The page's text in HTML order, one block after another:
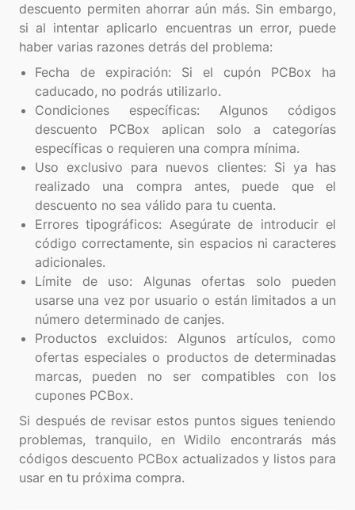
descuento permiten ahorrar aún más. Sin embargo,
si al intentar aplicarlo encuentras un error, puede
Fecha de expiración: Si el cupón PCBox ha
caducado, no podrás utilizarlo.
Condiciones específicas: Algunos códigos
descuento PCBox aplican solo a categorías
específicas o requieren una compra mínima.
Uso exclusivo para nuevos clientes: Si ya has
realizado una compra antes, puede que el
descuento no sea válido para tu cuenta.
Errores tipográficos: Asegúrate de introducir el
código correctamente, sin espacios ni caracteres
adicionales.
Límite de uso: Algunas ofertas solo pueden
usarse una vez por usuario o están limitados a un
número determinado de canjes.
Productos excluidos: Algunos artículos, como
ofertas especiales o productos de determinadas
marcas, pueden no ser compatibles con los
cupones PCBox.
Si después de revisar estos puntos sigues teniendo
problemas, tranquilo, en Widilo encontrarás más
códigos descuento PCBox actualizados y listos para